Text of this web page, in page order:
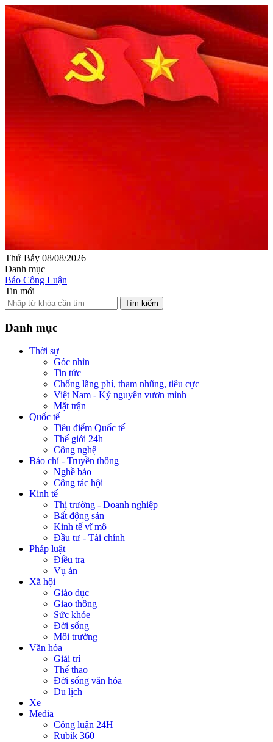
Thứ Bảy 08/08/2026
Danh mục
Báo Công Luận
Tin mới
Tìm kiếm
Danh mục
Thời sự
Góc nhìn
Tin tức
Chống lãng phí, tham nhũng, tiêu cực
Việt Nam - Kỷ nguyên vươn mình
Mặt trận
Quốc tế
Tiêu điểm Quốc tế
Thế giới 24h
Công nghệ
Báo chí - Truyền thông
Nghề báo
Công tác hội
Kinh tế
Thị trường - Doanh nghiệp
Bất động sản
Kinh tế vĩ mô
Đầu tư - Tài chính
Pháp luật
Điều tra
Vụ án
Xã hội
Giáo dục
Giao thông
Sức khỏe
Đời sống
Môi trường
Văn hóa
Giải trí
Thể thao
Đời sống văn hóa
Du lịch
Xe
Media
Công luận 24H
Rubik 360